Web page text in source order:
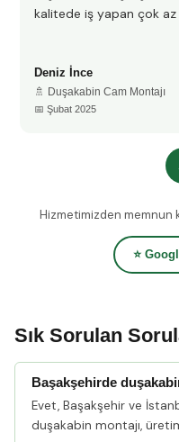
kalitede iş yapan çok az
Deniz İnce
🚿 Duşakabin Cam Montajı
📅 Şubat 2025
Hizmetimizden memnun
⭐
Sık Sorulan
Başakşehirde
Evet, Başakşehir ve
duşakabin montajı,